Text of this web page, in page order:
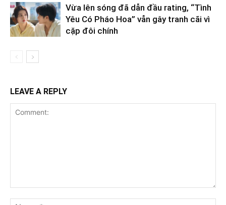
Vừa lên sóng đã dẫn đầu rating, “Tình
Yêu Có Pháo Hoa” vẫn gây tranh cãi vì
cặp đôi chính
LEAVE A REPLY